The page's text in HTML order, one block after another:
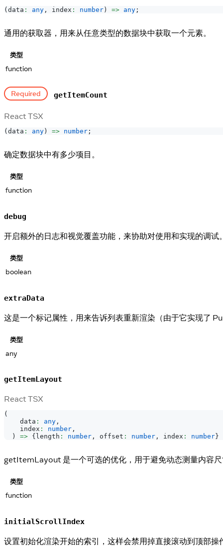
(data : any , index : number) => any ;
通用的获取器，用来从任意类型的数据块中获取一个元素。
类型
function
Required getItemCount
React TSX
( data : any ) => number ;
确定数据块中有多少项目。
类型
function
debug
开启额外的日志和视觉覆盖功能，来协助对使用和实现的调试
类型
boolean
extraData
这是一个标记属性，用来告诉列表重新渲染（由于它实现了
类型
any
getItemLayout
React TSX
(
    data
: any ,
    index
: number ,
)
=> { length : number , offset : number , index : number }
getItemLayout 是一个可选的优化，用于避免动态测量内容
类型
function
initialScrollIndex
设置初始化渲染开始的索引，这样会禁用掉直接滚动到顶部